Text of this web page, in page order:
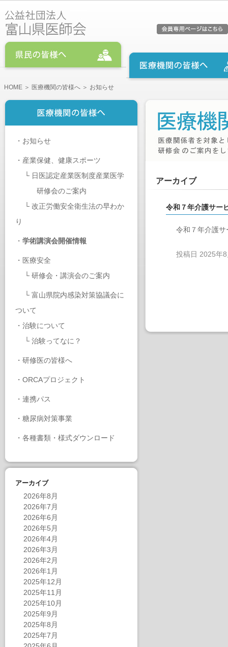
HOME ＞ 医療機関の皆様へ ＞ お知らせ
・ お知らせ
・ 産業保健、健康スポーツ
└ 日医認定産業医制度産業医学
研修会のご案内
└ 改正労働安全衛生法の早わか
り
・ 学術講演会開催情報
・ 医療安全
└ 研修会・講演会のご案内
└ 富山県院内感染対策協議会に
ついて
・ 治験について
└ 治験ってなに？
・ 研修医の皆様へ
・ ORCAプロジェクト
・ 連携パス
・ 糖尿病対策事業
・ 各種書類・様式ダウンロード
アーカイブ
2026年8月
2026年7月
2026年6月
2026年5月
2026年4月
2026年3月
2026年2月
2026年1月
2025年12月
2025年11月
2025年10月
2025年9月
2025年8月
2025年7月
アーカイブ
令和７年介護サー
令和７年介護
投稿日 2025年